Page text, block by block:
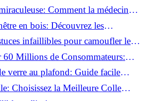
Comment la médecine
restaurer votre confiance!
en bois: Découvrez les
pour un résultat parfait!
infaillibles pour camoufler les
60 Millions de Consommateurs:
anti-rides numéro un!
verre au plafond: Guide facile
Choisissez la Meilleure Colle